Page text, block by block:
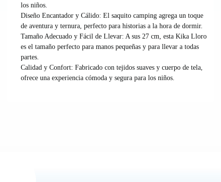
los niños.
Diseño Encantador y Cálido: El saquito camping agrega un toque
de aventura y ternura, perfecto para historias a la hora de dormir.
Tamaño Adecuado y Fácil de Llevar: A sus 27 cm, esta Kika Lloro
es el tamaño perfecto para manos pequeñas y para llevar a todas
partes.
Calidad y Confort: Fabricado con tejidos suaves y cuerpo de tela,
ofrece una experiencia cómoda y segura para los niños.